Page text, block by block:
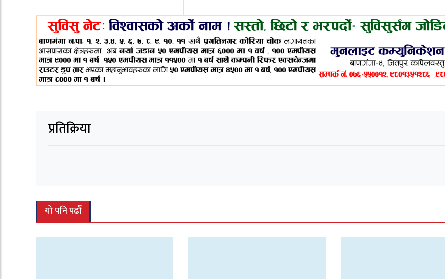
प्रतिक्रिया
यो पनि पढौँ